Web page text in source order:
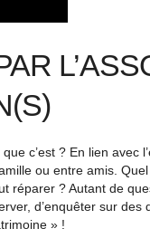
c’est ? En lien avec
ou entre amis.
réparer ? Autant de
d’enquêter sur
» !